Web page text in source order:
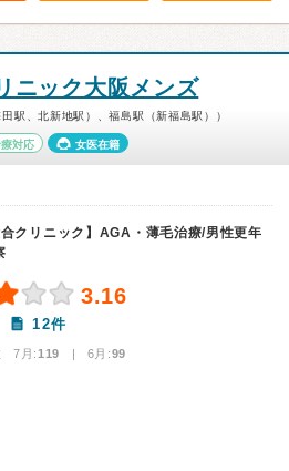
ニック大阪メンズ
駅、北新地駅）、福島駅（新福島駅））
対応 女医在籍
クリニック】AGA・薄毛治療/男性更年
3.16
12件
7月:119 | 6月:99